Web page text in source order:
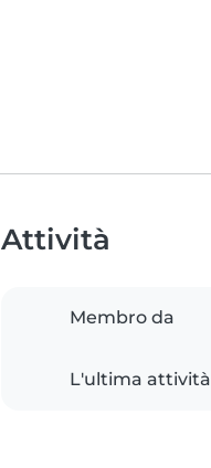
Attività
Membro da
L'ultima attività